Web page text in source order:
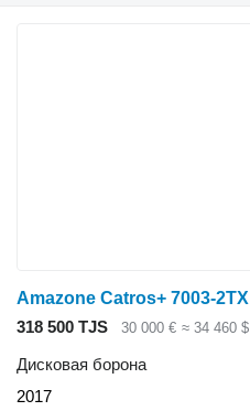
Amazone Catros+ 7003-2TX
318 500 TJS
30 000 € ≈ 34 460 $
Дисковая борона
2017